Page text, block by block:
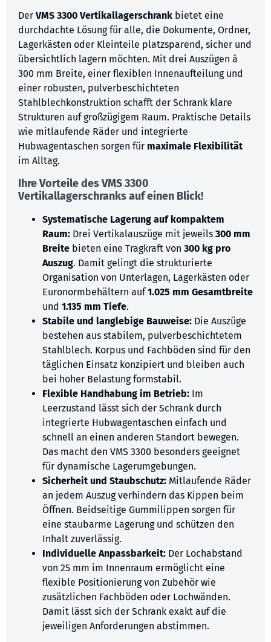
Der VMS 3300 Vertikallagerschrank bietet eine
durchdachte Lösung für alle, die Dokumente, Ordner,
Lagerkästen oder Kleinteile platzsparend, sicher und
übersichtlich lagern möchten. Mit drei Auszügen à
300 mm Breite, einer flexiblen Innenaufteilung und
einer robusten, pulverbeschichteten
Stahlblechkonstruktion schafft der Schrank klare
Strukturen auf großzügigem Raum. Praktische Details
wie mitlaufende Räder und integrierte
Hubwagentaschen sorgen für maximale Flexibilität
im Alltag.
Ihre Vorteile des VMS 3300
Vertikallagerschranks auf einen Blick!
Systematische Lagerung auf kompaktem
Raum: Drei Vertikalauszüge mit jeweils 300 mm
Breite bieten eine Tragkraft von 300 kg pro
Auszug. Damit gelingt die strukturierte
Organisation von Unterlagen, Lagerkästen oder
Euronormbehältern auf1.025 mm Gesamtbreite
und 1.135 mm Tiefe.
Stabile und langlebige Bauweise: Die Auszüge
bestehen aus stabilem, pulverbeschichtetem
Stahlblech. Korpus und Fachböden sind für den
täglichen Einsatz konzipiert und bleiben auch
bei hoher Belastung formstabil.
Flexible Handhabung im Betrieb: Im
Leerzustand lässt sich der Schrank durch
integrierte Hubwagentaschen einfach und
schnell an einen anderen Standort bewegen.
Das macht den VMS 3300 besonders geeignet
für dynamische Lagerumgebungen.
Sicherheit und Staubschutz: Mitlaufende Räder
an jedem Auszug verhindern das Kippen beim
Öffnen. Beidseitige Gummilippen sorgen für
eine staubarme Lagerung und schützen den
Inhalt zuverlässig.
Individuelle Anpassbarkeit: Der Lochabstand
von 25 mm im Innenraum ermöglicht eine
flexible Positionierung von Zubehör wie
zusätzlichen Fachböden oder Lochwänden.
Damit lässt sich der Schrank exakt auf die
jeweiligen Anforderungen abstimmen.